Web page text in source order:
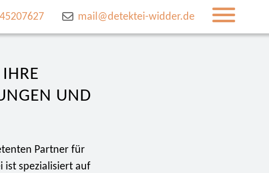
mail@detektei-widder.de
UND
Partner für
ist spezialisiert auf